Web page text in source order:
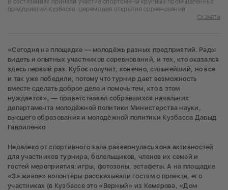
В состязаниях приняли участие спортсмены крупных промышленных
предприятий Кузбасса. Церемония открытия соревнований
Скачать
«Сегодня на площадке — молодёжь разных предприятий. Рады
видеть и опытных участников соревнований, и тех, кто оказался
здесь первый раз. Кубок получит, конечно, сильнейший, но все
и так уже победили, потому что турнир дает возможность
вместе сделать доброе дело и помочь тем, кто в этом
нуждается», — приветствовал собравшихся начальник
департамента молодёжной политики Министерства науки,
высшего образования и молодёжной политики Кузбасса Давыд
Гавриленко
Недалеко от спортивного зала развернулась зона активностей
для участников турнира, болельщиков, членов их семей и
гостей мероприятия: игры, фотозоны, эстафеты. А на площадке
«За живое» волонтёры рассказывали гостям о проекте, его
участниках (в Кузбассе это «Верный» из Кемерова, «Дом